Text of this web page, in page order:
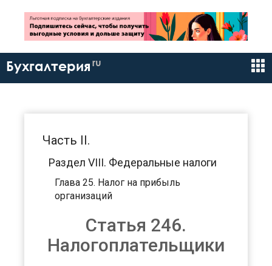
Бухгалтерия ru
Часть II.
Раздел VIII. Федеральные налоги
Глава 25. Налог на прибыль
организаций
Статья 246.
Налогоплательщики